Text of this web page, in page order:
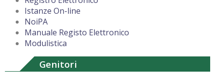
Istanze On-line
NoiPA
Manuale Registo Elettronico
Modulistica
Genitori